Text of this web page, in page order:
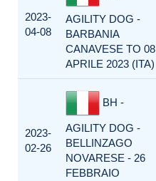
2023-
04-08
AGILITY DOG -
BARBANIA
CANAVESE TO 08
APRILE 2023 (ITA)
2023-
02-26
BH -
AGILITY DOG -
BELLINZAGO
NOVARESE - 26
FEBBRAIO